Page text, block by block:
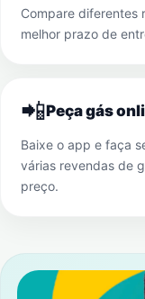
Compare diferentes
melhor prazo de
📲Peça gás
Baixe o app e faça
várias revendas de
preço.